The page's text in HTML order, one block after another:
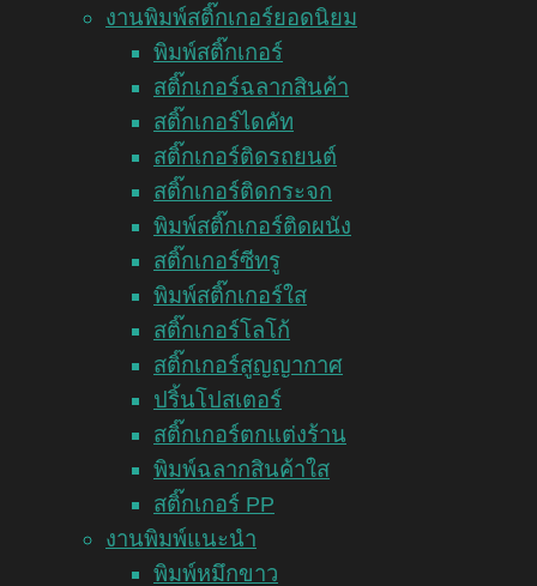
งานพิมพ์สติ๊กเกอร์ยอดนิยม
พิมพ์สติ๊กเกอร์
สติ๊กเกอร์ฉลากสินค้า
สติ๊กเกอร์ไดคัท
สติ๊กเกอร์ติดรถยนต์
สติ๊กเกอร์ติดกระจก
พิมพ์สติ๊กเกอร์ติดผนัง
สติ๊กเกอร์ซีทรู
พิมพ์สติ๊กเกอร์ใส
สติ๊กเกอร์โลโก้
สติ๊กเกอร์สูญญากาศ
ปริ้นโปสเตอร์
สติ๊กเกอร์ตกแต่งร้าน
พิมพ์ฉลากสินค้าใส
สติ๊กเกอร์ PP
งานพิมพ์แนะนำ
พิมพ์หมึกขาว